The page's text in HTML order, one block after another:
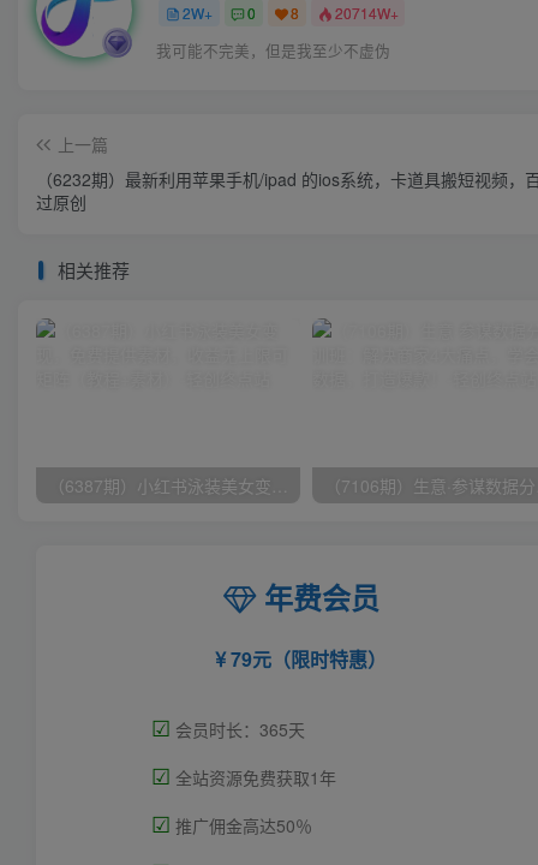
2W+ 0 8 20714W+
我可能不完美，但是我至少不虚伪
上一篇
（6232期）最新利用苹果手机/ipad 的ios系统，卡道具搬短视频，
过原创
相关推荐
（6387期）小红书泳装美女变现，免费提供素材，收益无上限可矩阵（教程+素材）
年费会员
79元（限时特惠）
☑ 会员时长：365天
☑ 全站资源免费获取1年
☑ 推广佣金高达50％